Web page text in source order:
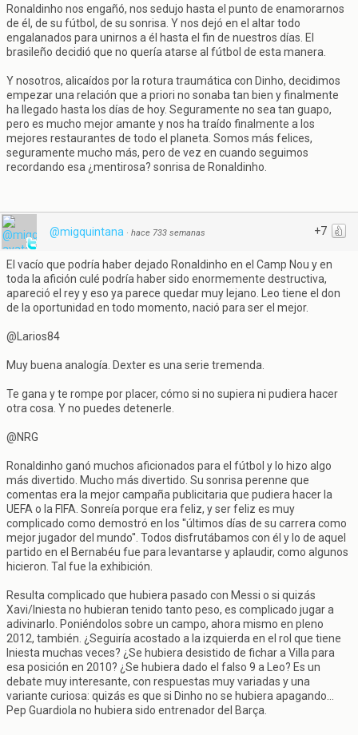
Ronaldinho nos engañó, nos sedujo hasta el punto de enamorarnos
de él, de su fútbol, de su sonrisa. Y nos dejó en el altar todo
engalanados para unirnos a él hasta el fin de nuestros días. El
brasileño decidió que no quería atarse al fútbol de esta manera.
Y nosotros, alicaídos por la rotura traumática con Dinho, decidimos
empezar una relación que a priori no sonaba tan bien y finalmente
ha llegado hasta los días de hoy. Seguramente no sea tan guapo,
pero es mucho mejor amante y nos ha traído finalmente a los
mejores restaurantes de todo el planeta. Somos más felices,
seguramente mucho más, pero de vez en cuando seguimos
recordando esa ¿mentirosa? sonrisa de Ronaldinho.
+7
@migquintana · hace 733 semanas
El vacío que podría haber dejado Ronaldinho en el Camp Nou y en
toda la afición culé podría haber sido enormemente destructiva,
apareció el rey y eso ya parece quedar muy lejano. Leo tiene el don
de la oportunidad en todo momento, nació para ser el mejor.
@Larios84
Muy buena analogía. Dexter es una serie tremenda.
Te gana y te rompe por placer, cómo si no supiera ni pudiera hacer
otra cosa. Y no puedes detenerle.
@NRG
Ronaldinho ganó muchos aficionados para el fútbol y lo hizo algo
más divertido. Mucho más divertido. Su sonrisa perenne que
comentas era la mejor campaña publicitaria que pudiera hacer la
UEFA o la FIFA. Sonreía porque era feliz, y ser feliz es muy
complicado como demostró en los ''últimos días de su carrera como
mejor jugador del mundo''. Todos disfrutábamos con él y lo de aquel
partido en el Bernabéu fue para levantarse y aplaudir, como algunos
hicieron. Tal fue la exhibición.
Resulta complicado que hubiera pasado con Messi o si quizás
Xavi/Iniesta no hubieran tenido tanto peso, es complicado jugar a
adivinarlo. Poniéndolos sobre un campo, ahora mismo en pleno
2012, también. ¿Seguiría acostado a la izquierda en el rol que tiene
Iniesta muchas veces? ¿Se hubiera desistido de fichar a Villa para
esa posición en 2010? ¿Se hubiera dado el falso 9 a Leo? Es un
debate muy interesante, con respuestas muy variadas y una
variante curiosa: quizás es que si Dinho no se hubiera apagando...
Pep Guardiola no hubiera sido entrenador del Barça.